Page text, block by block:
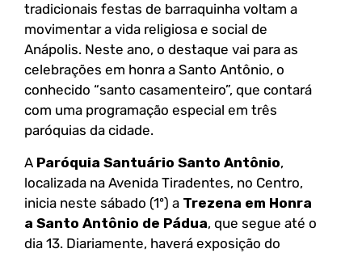
tradicionais festas de barraquinha voltam a
movimentar a vida religiosa e social de
Anápolis. Neste ano, o destaque vai para as
celebrações em honra a Santo Antônio, o
conhecido “santo casamenteiro”, que contará
com uma programação especial em três
paróquias da cidade.
A Paróquia Santuário Santo Antônio,
localizada na Avenida Tiradentes, no Centro,
inicia neste sábado (1º) a Trezena em Honra
a Santo Antônio de Pádua, que segue até o
dia 13. Diariamente, haverá exposição do